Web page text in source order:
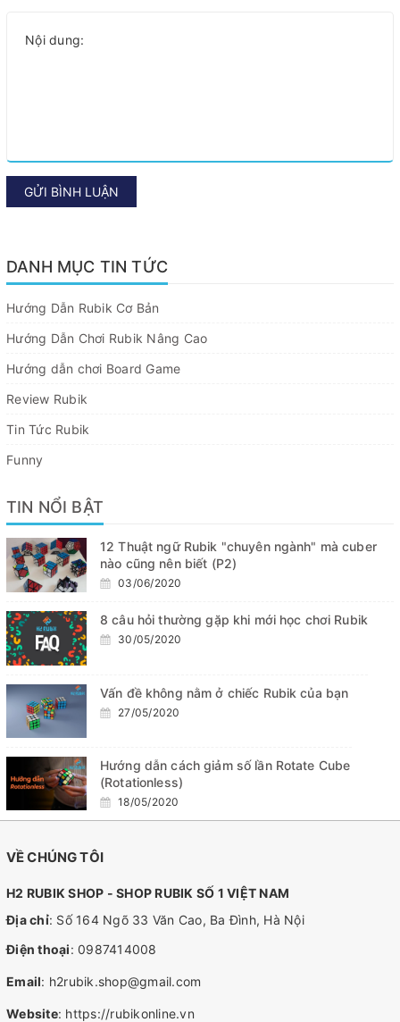
GỬI BÌNH LUẬN
DANH MỤC TIN TỨC
Hướng Dẫn Rubik Cơ Bản
Hướng Dẫn Chơi Rubik Nâng Cao
Hướng dẫn chơi Board Game
Review Rubik
Tin Tức Rubik
Funny
TIN NỔI BẬT
12 Thuật ngữ Rubik "chuyên ngành" mà cuber
nào cũng nên biết (P2)
03/06/2020
8 câu hỏi thường gặp khi mới học chơi Rubik
30/05/2020
Vấn đề không nằm ở chiếc Rubik của bạn
27/05/2020
Hướng dẫn cách giảm số lần Rotate Cube
(Rotationless)
18/05/2020
VỀ CHÚNG TÔI
H2 RUBIK SHOP - SHOP RUBIK SỐ 1 VIỆT NAM
Địa chỉ: Số 164 Ngõ 33 Văn Cao, Ba Đình, Hà Nội
Điện thoại: 0987414008
Email: h2rubik.shop@gmail.com
Website: https://rubikonline.vn